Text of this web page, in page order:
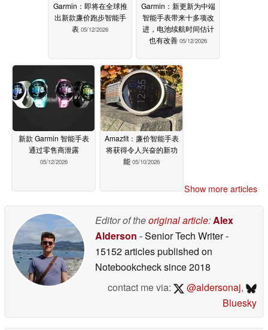
Garmin：即将在全球推
出新款廉价跑步智能手
表 05/12/2026
Garmin：新更新为中端
智能手表带来十多项改
进，电池续航时间估计
也有改善 05/12/2026
新款 Garmin 智能手表
通过零售商泄露
05/12/2026
Amazfit：廉价智能手表
将获得令人兴奋的新功
能 05/10/2026
Show more articles
Editor of theoriginal article:Alex
Alderson - Senior Tech Writer-
15152 articles published on
Notebookchecksince 2018
contact me via:
@aldersonaj,
Bluesky